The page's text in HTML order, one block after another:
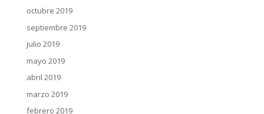
octubre 2019
septiembre 2019
julio 2019
mayo 2019
abril 2019
marzo 2019
febrero 2019